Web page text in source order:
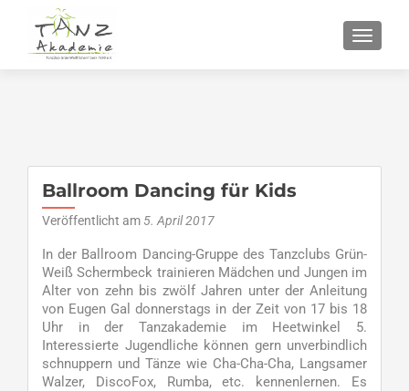
Ballroom Dancing für Kids
Veröffentlicht am 5. April 2017
In der Ballroom Dancing-Gruppe des Tanzclubs Grün-
Weiß Schermbeck trainieren Mädchen und Jungen im
Alter von zehn bis zwölf Jahren unter der Anleitung
von Eugen Gal donnerstags in der Zeit von 17 bis 18
Uhr in der Tanzakademie im Heetwinkel 5.
Interessierte Jugendliche können gern unverbindlich
schnuppern und Tänze wie Cha-Cha-Cha, Langsamer
Walzer, DiscoFox, Rumba, etc. kennenlernen. Es